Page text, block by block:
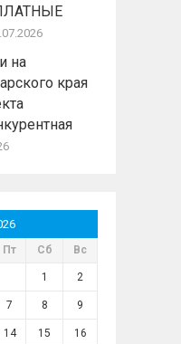
на
края
Пт Сб Вс
1 2
7 8 9
14 15 16